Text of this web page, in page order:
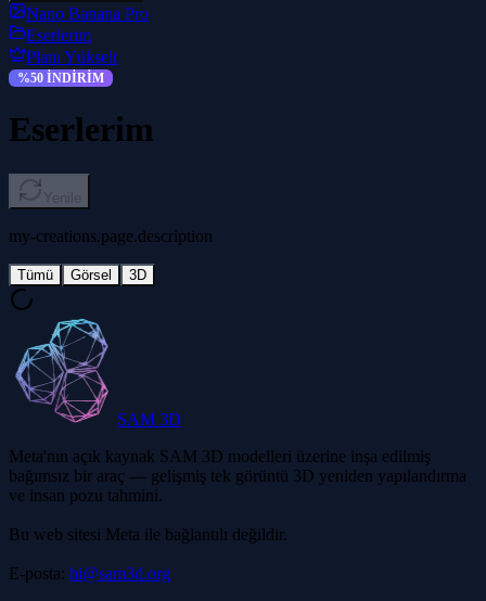
Nano Banana Pro
Eserlerim
Planı Yükselt
%50 İNDİRİM
Eserlerim
Yenile
my-creations.page.description
Tümü Görsel 3D
SAM 3D
Meta'nın açık kaynak SAM 3D modelleri üzerine inşa edilmiş
bağımsız bir araç — gelişmiş tek görüntü 3D yeniden yapılandırma
ve insan pozu tahmini.
Bu web sitesi Meta ile bağlantılı değildir.
E-posta: hi@sam3d.org